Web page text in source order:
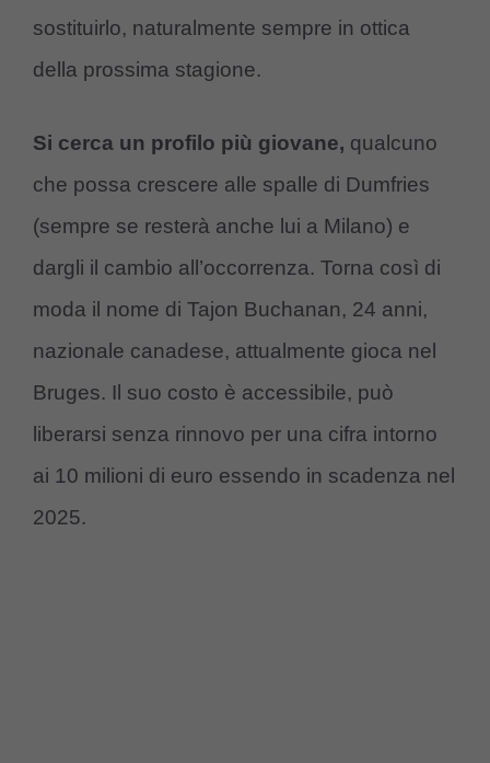
sostituirlo, naturalmente sempre in ottica
della prossima stagione.
Si cerca un profilo più giovane, qualcuno
che possa crescere alle spalle di Dumfries
(sempre se resterà anche lui a Milano) e
dargli il cambio all’occorrenza. Torna così di
moda il nome di Tajon Buchanan, 24 anni,
nazionale canadese, attualmente gioca nel
Bruges. Il suo costo è accessibile, può
liberarsi senza rinnovo per una cifra intorno
ai 10 milioni di euro essendo in scadenza nel
2025.